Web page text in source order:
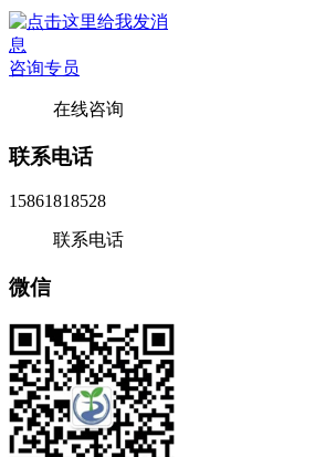
咨询专员
在线咨询
联系电话
15861818528
联系电话
微信